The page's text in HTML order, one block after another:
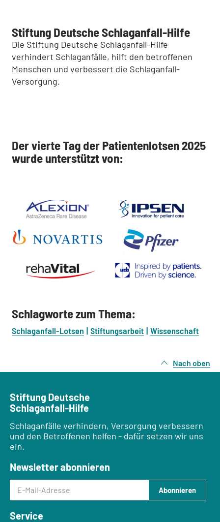
Stiftung Deutsche Schlaganfall-Hilfe
Die Stiftung Deutsche Schlaganfall-Hilfe
verhindert Schlaganfälle, hilft den betroffenen
Menschen und verbessert die Schlaganfall-
Versorgung.
Der vierte Tag der Patientenlotsen 2025
wurde unterstützt von:
Schlagworte zum Thema:
Schlaganfall-Lotsen Stiftungsarbeit Wissenschaft
Nach oben
Stiftung Deutsche
Schlaganfall-Hilfe
Schlaganfälle verhindern, Versorgung verbessern
und den Betroffenen helfen - dafür setzen wir uns
ein.
Newsletter abonnieren
E-Mail-Adresse
Abonnieren
Service